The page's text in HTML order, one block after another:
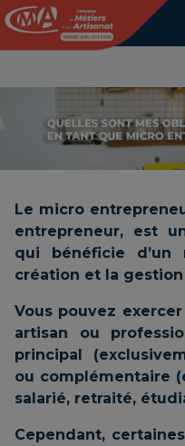
Le micro
entrepreneur, est
qui bénéficie
création et la
Vous pouvez
artisan ou
principal
ou complémentaire
salarié, retraité,
Cependant,
Panneau de gestion des